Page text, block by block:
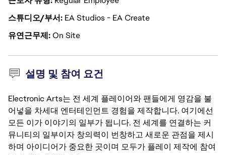
스튜디오/부서 EA Studios - EA Create
유연근무제On Site
설명 및 참여 요건
Electronic Arts는 전 세계 플레이어와 팬들에게 영감을 불
어넣을 차세대 엔터테인먼트 경험을 제작합니다. 여기에선
모든 이가 이야기의 일부가 됩니다. 전 세계를 연결하는 커
뮤니티의 일부이자 창의력이 번창하고 새로운 관점을 제시
하며 아이디어가 중요한 곳이며 모두가 플레이 제작에 참여